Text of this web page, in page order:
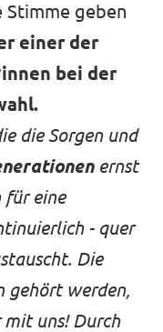
Stimme geben
einer der
bei der
die Sorgen und
ernst
für eine
- quer
Die
gehört werden,
uns! Durch